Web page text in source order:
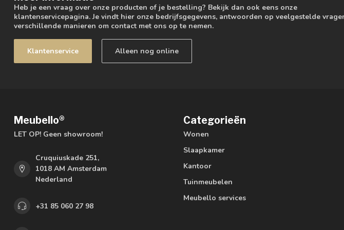
Heb je een vraag over onze producten of je bestelling? Bekijk dan ook eens onze
klantenservicepagina. Je vindt hier onze bedrijfsgegevens, antwoorden op veelgestelde
verschillende manieren om contact met ons op te nemen.
Klantenservice Alleen nog online
Meubello®
LET OP! Geen showroom!
Cruquiuskade 251,
1018 AM Amsterdam
Nederland
+31 85 060 27 98
Categorieën
Wonen
Slaapkamer
Kantoor
Tuinmeubelen
Meubello services